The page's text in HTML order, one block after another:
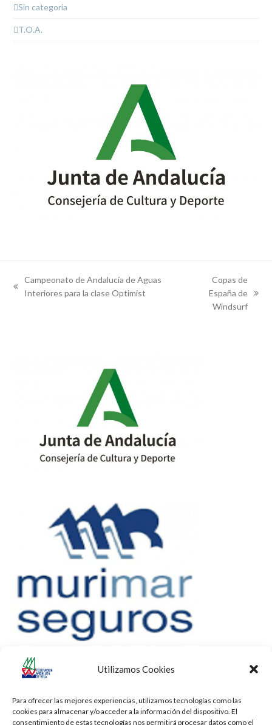
Utilizamos Cookies
Para ofrecer las mejores experiencias, utilizamos tecnologías como las
cookies para almacenar y/o acceder a la información del dispositivo. El
consentimiento de estas tecnologías nos permitirá procesar datos como el
Sin categoría
T.O.A.
previous
Campeonato de Andalucía de Aguas
Interiores para la clase Optimist
Copas de
España de
Windsurf